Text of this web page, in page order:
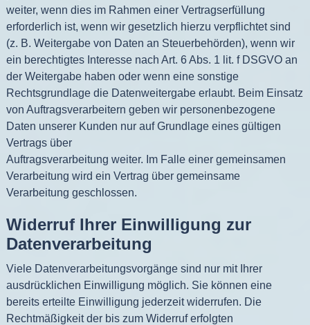
weiter, wenn dies im Rahmen einer Vertragserfüllung
erforderlich ist, wenn wir gesetzlich hierzu verpflichtet sind
(z. B. Weitergabe von Daten an Steuerbehörden), wenn wir
ein berechtigtes Interesse nach Art. 6 Abs. 1 lit. f DSGVO an
der Weitergabe haben oder wenn eine sonstige
Rechtsgrundlage die Datenweitergabe erlaubt. Beim Einsatz
von Auftragsverarbeitern geben wir personenbezogene
Daten unserer Kunden nur auf Grundlage eines gültigen
Vertrags über
Auftragsverarbeitung weiter. Im Falle einer gemeinsamen
Verarbeitung wird ein Vertrag über gemeinsame
Verarbeitung geschlossen.
Widerruf Ihrer Einwilligung zur
Datenverarbeitung
Viele Datenverarbeitungsvorgänge sind nur mit Ihrer
ausdrücklichen Einwilligung möglich. Sie können eine
bereits erteilte Einwilligung jederzeit widerrufen. Die
Rechtmäßigkeit der bis zum Widerruf erfolgten